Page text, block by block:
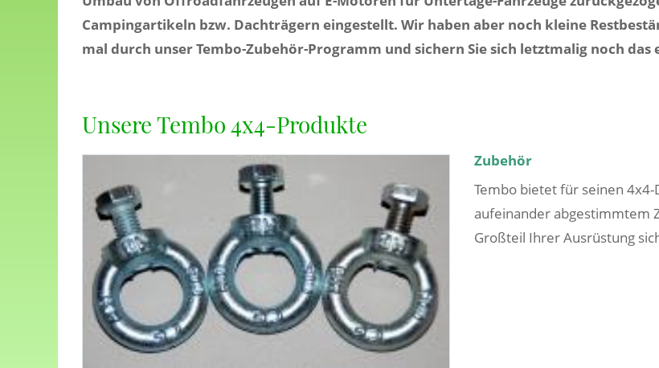
Campingartikeln bzw. Dachträgern eingestellt. Wir haben aber noch kleine
mal durch unser Tembo-Zubehör-Programm und sichern Sie sich letztmalig noch
Unsere Tembo 4x4-Produkte
Zubehör
Tembo bietet für seinen
aufeinander abgestimmtem
Großteil Ihrer Ausrüstung